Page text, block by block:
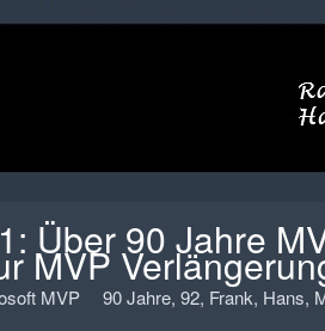
Über 90 Jahre
MVP
MVP 90 Jahre, 92, Frank, Hans,